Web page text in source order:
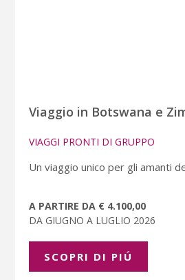
Viaggio in Botswana e
VIAGGI PRONTI DI GRUPPO
Un viaggio unico per gli amanti
A PARTIRE DA € 4.100,00
DA GIUGNO A LUGLIO 2026
SCOPRI DI PIÚ